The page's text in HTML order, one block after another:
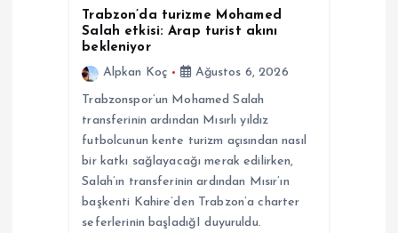
Trabzon’da turizme Mohamed
Salah etkisi: Arap turist akını
bekleniyor
Alpkan Koç
Ağustos 6, 2026
Trabzonspor’un Mohamed Salah
transferinin ardından Mısırlı yıldız
futbolcunun kente turizm açısından nasıl
bir katkı sağlayacağı merak edilirken,
Salah’ın transferinin ardından Mısır’ın
başkenti Kahire’den Trabzon’a charter
seferlerinin başladığI duyuruldu.